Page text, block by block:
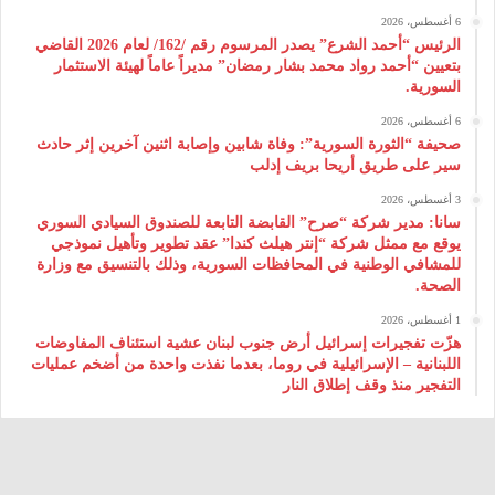
6 أغسطس، 2026
الرئيس “أحمد الشرع” يصدر المرسوم رقم /162/ لعام 2026 ‌القاضي
بتعيين “أحمد رواد محمد بشار رمضان” مديراً عاماً لهيئة ‌الاستثمار
السورية.
6 أغسطس، 2026
صحيفة “الثورة السورية”: وفاة شابين وإصابة اثنين آخرين إثر حادث
سير على طريق أريحا بريف إدلب
3 أغسطس، 2026
سانا: مدير شركة “صرح” القابضة التابعة للصندوق السيادي السوري
يوقع مع ممثل شركة “إنتر هيلث كندا” عقد تطوير وتأهيل نموذجي
للمشافي الوطنية في المحافظات السورية، وذلك بالتنسيق مع وزارة
الصحة.
1 أغسطس، 2026
هزّت تفجيرات إسرائيل أرض جنوب لبنان عشية استئناف المفاوضات
اللبنانية – الإسرائيلية في روما، بعدما نفذت واحدة من أضخم عمليات
التفجير منذ وقف إطلاق النار